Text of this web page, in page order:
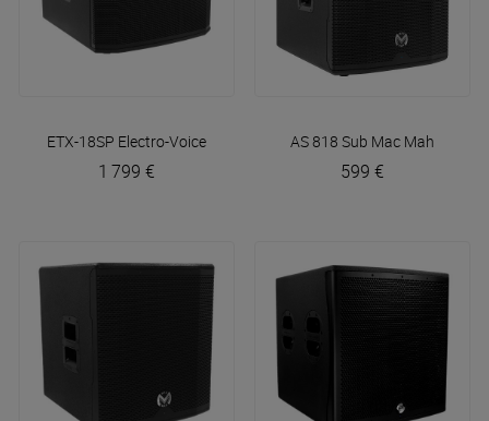
ETX-18SP Electro-Voice
1 799 €
AS 818 Sub Mac Mah
599 €